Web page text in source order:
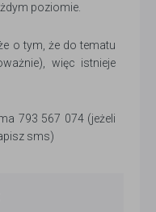
poziomie.
o tym, że do tematu
więc istnieje
793 567 074 (jeżeli
sms)